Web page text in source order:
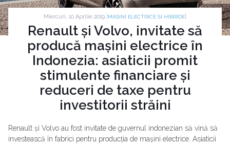
Miercuri, 10 Aprilie 2019 | MASINI ELECTRICE SI HIBRIDE
Renault și Volvo, invitate să
producă mașini electrice în
Indonezia: asiaticii promit
stimulente financiare și
reduceri de taxe pentru
investitorii străini
Renault și Volvo au fost invitate de guvernul indonezian să vină să
investească în fabrici pentru producția de mașini electrice. Asiaticii